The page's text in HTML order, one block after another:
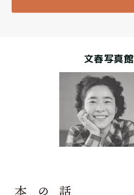
文春写真館